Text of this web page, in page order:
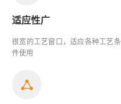
适应性广
很宽的工艺窗口，适应各种工艺条
件使用